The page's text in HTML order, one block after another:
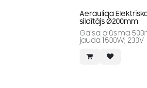
Aerauliqa
sildītājs Ø200mm
Gaisa plūsma
jauda 1500W; 230V